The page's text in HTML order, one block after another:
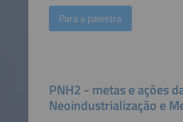
Para a palestra
PNH2 - metas e ações
Neoindustrialização e